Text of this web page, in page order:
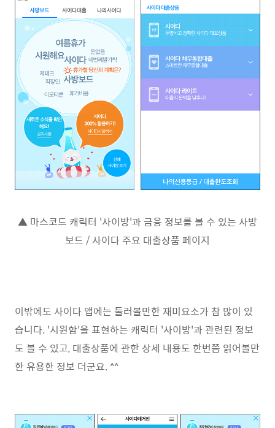
▲ 마스코드 캐릭터 '사이방'과 금융 정보를 볼 수 있는 사방
보드 / 사이다 주요 대출상품 페이지
이밖에도 사이다 앱에는 둘러볼만한 재미요소가 참 많이 있
습니다. '시원함'을 표현하는 캐릭터 '사이방'과 관련된 정보
도 볼 수 있고, 대출상품에 관한 상세 내용도 한번쯤 읽어볼만
한 유용한 정보 더군요. ^^